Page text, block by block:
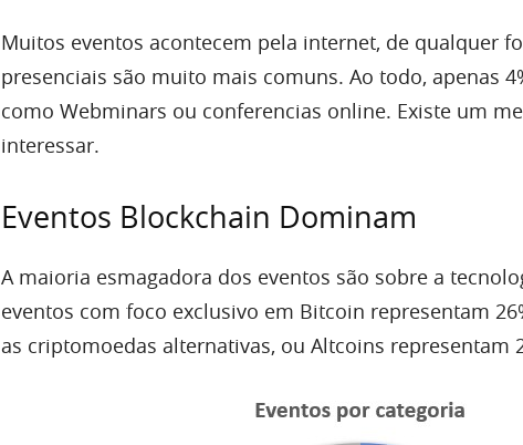
Muitos eventos acontecem pela internet, de qualquer
presenciais são muito mais comuns. Ao todo, apenas
como Webminars ou conferencias online. Existe um
interessar.
Eventos Blockchain Dominam
A maioria esmagadora dos eventos são sobre a
eventos com foco exclusivo em Bitcoin representam
as criptomoedas alternativas, ou Altcoins representam